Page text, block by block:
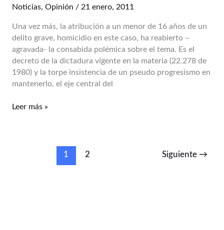
Noticias, Opinión / 21 enero, 2011
Una vez más, la atribución a un menor de 16 años de un
delito grave, homicidio en este caso, ha reabierto –
agravada- la consabida polémica sobre el tema. Es el
decreto de la dictadura vigente en la materia (22.278 de
1980) y la torpe insistencia de un pseudo progresismo en
mantenerlo, el eje central del
estamos
tiempo.
Emilio
García
Méndez
Leer más »
1 2 Siguiente →